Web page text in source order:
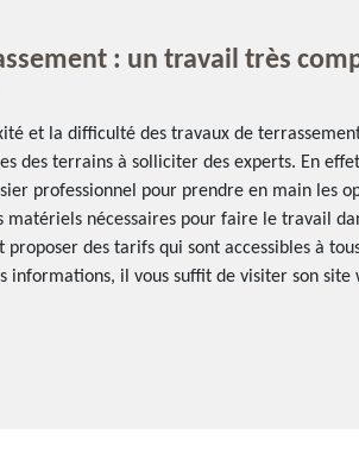
: un travail très
et la difficulté des travaux de
des terrains à solliciter des experts. En
professionnel pour prendre en main les
matériels nécessaires pour faire le travail
proposer des tarifs qui sont accessibles à
informations, il vous suffit de visiter son site